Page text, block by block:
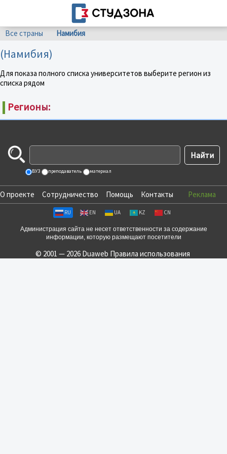
Все страны Намибия
(Намибия)
Для показа полного списка университетов выберите регион из
списка рядом
Регионы:
ВУЗ преподаватель материал
О проекте Сотрудничество Помощь Контакты Реклама
RU EN UA KZ CN
Администрация сайта не несет ответственности за содержание
информации, которую размещают посетители
© 2001 — 2026 Duaweb Правила использования